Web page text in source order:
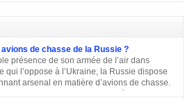
de chasse de la Russie ?
présence de son armée de l’air dans
qui l’oppose à l’Ukraine, la Russie dispose
arsenal en matière d’avions de chasse.
avions d’attaque … découvrons